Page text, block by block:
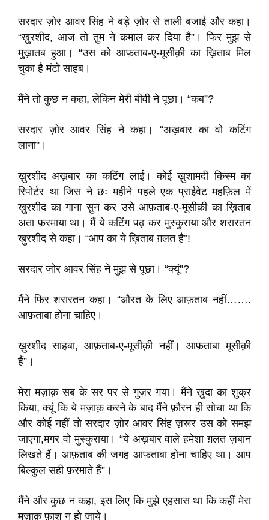
सरदार ज़ोर आवर सिंह ने बड़े ज़ोर से ताली बजाई और कहा।
“ख़ुरशीद, आज तो तुम ने कमाल कर दिया है”। फिर मुझ से
मुख़ातब हुआ। “उस को आफ़ताब-ए-मूसीक़ी का ख़िताब मिल
चुका है मंटो साहब।
मैंने तो कुछ न कहा, लेकिन मेरी बीवी ने पूछा। “कब”?
सरदार ज़ोर आवर सिंह ने कहा। “अख़बार का वो कटिंग
लाना”।
ख़ुरशीद अख़बार का कटिंग लाई। कोई ख़ुशामदी क़िस्म का
रिपोर्टर था जिस ने छः महीने पहले एक प्राईवेट महफ़िल में
ख़ुरशीद का गाना सुन कर उसे आफ़ताब-ए-मूसीक़ी का ख़िताब
अता फ़रमाया था। मैं ये कटिंग पढ़ कर मुस्कुराया और शरारतन
ख़ुरशीद से कहा। “आप का ये ख़िताब ग़लत है”!
सरदार ज़ोर आवर सिंह ने मुझ से पूछा। “क्यूं”?
मैंने फिर शरारतन कहा। “औरत के लिए आफ़ताब नहीं…….
आफ़ताबा होना चाहिए।
ख़ुरशीद साहबा, आफ़ताब-ए-मूसीक़ी नहीं। आफ़ताबा मूसीक़ी
हैं”।
मेरा मज़ाक़ सब के सर पर से गुज़र गया। मैंने ख़ुदा का शुक्र
किया, क्यूं कि ये मज़ाक़ करने के बाद मैंने फ़ौरन ही सोचा था कि
और कोई नहीं तो सरदार ज़ोर आवर सिंह ज़रूर उस को समझ
जाएगा,मगर वो मुस्कुराया। “ये अख़बार वाले हमेशा ग़लत ज़बान
लिखते हैं। आफ़ताब की जगह आफ़ताबा होना चाहिए था। आप
बिल्कुल सही फ़रमाते हैं”।
मैंने और कुछ न कहा, इस लिए कि मुझे एहसास था कि कहीं मेरा
मज़ाक़ फ़ाश न हो जाये।